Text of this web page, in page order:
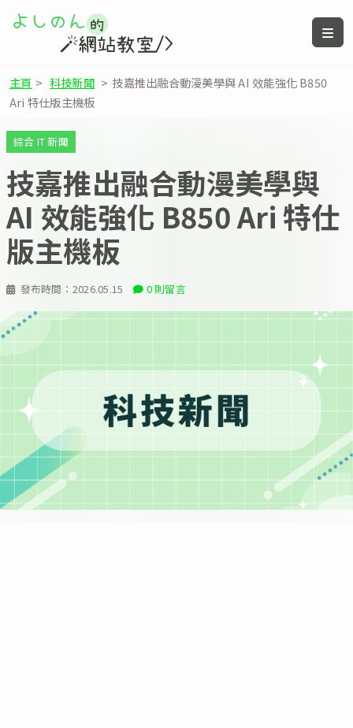
主頁 > 科技新聞 > 技嘉推出融合動漫美學與 AI 效能強化 B850
Ari 特仕版主機板
發布時間： 2026.05.15 0 則留言
綜合 IT 新聞
技嘉推出融合動漫美學與
AI 效能強化 B850 Ari 特仕
版主機板